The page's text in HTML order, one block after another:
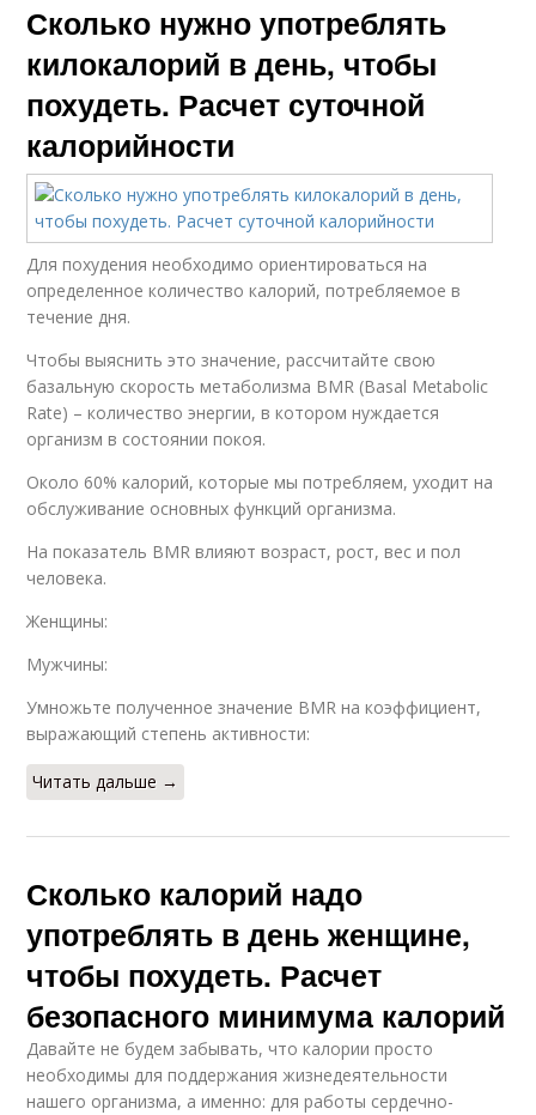
Сколько нужно употреблять
килокалорий в день, чтобы
похудеть. Расчет суточной
калорийности
Для похудения необходимо ориентироваться на
определенное количество калорий, потребляемое в
течение дня.
Чтобы выяснить это значение, рассчитайте свою
базальную скорость метаболизма BMR (Basal Metabolic
Rate) – количество энергии, в котором нуждается
организм в состоянии покоя.
Около 60% калорий, которые мы потребляем, уходит на
обслуживание основных функций организма.
На показатель BMR влияют возраст, рост, вес и пол
человека.
Женщины:
Мужчины:
Умножьте полученное значение BMR на коэффициент,
выражающий степень активности:
Читать дальше →
Сколько калорий надо
употреблять в день женщине,
чтобы похудеть. Расчет
безопасного минимума калорий
Давайте не будем забывать, что калории просто
необходимы для поддержания жизнедеятельности
нашего организма, а именно: для работы сердечно-